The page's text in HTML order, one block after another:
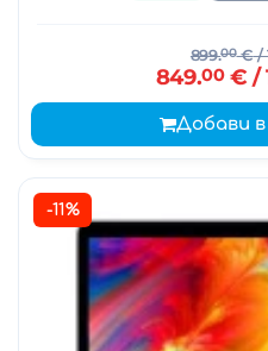
899.00€/
849.00€ /
Добави
-11%